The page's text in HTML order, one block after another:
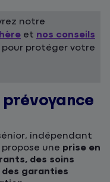
notre
et nos conseils
pour protéger votre
indépendant
une prise en
des soins
garanties